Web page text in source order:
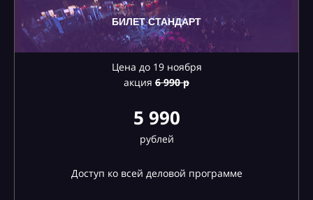
БИЛЕТ СТАНДАРТ
Цена до 19 ноября
акция 6990 р
5 990
рублей
Доступ ко всей деловой программе